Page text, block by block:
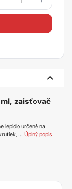
zaisťovač
lepidlo určené na
... Úplný popis